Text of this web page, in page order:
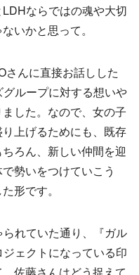
ならではの魂や大切
いかと思って。
んに直接お話しした
ループに対する想いや
した。なので、女の子
上げるためにも、既存
ろん、新しい仲間を迎
勢いをつけていこう
形です。
れていた通り、『ガル
ェクトになっている印